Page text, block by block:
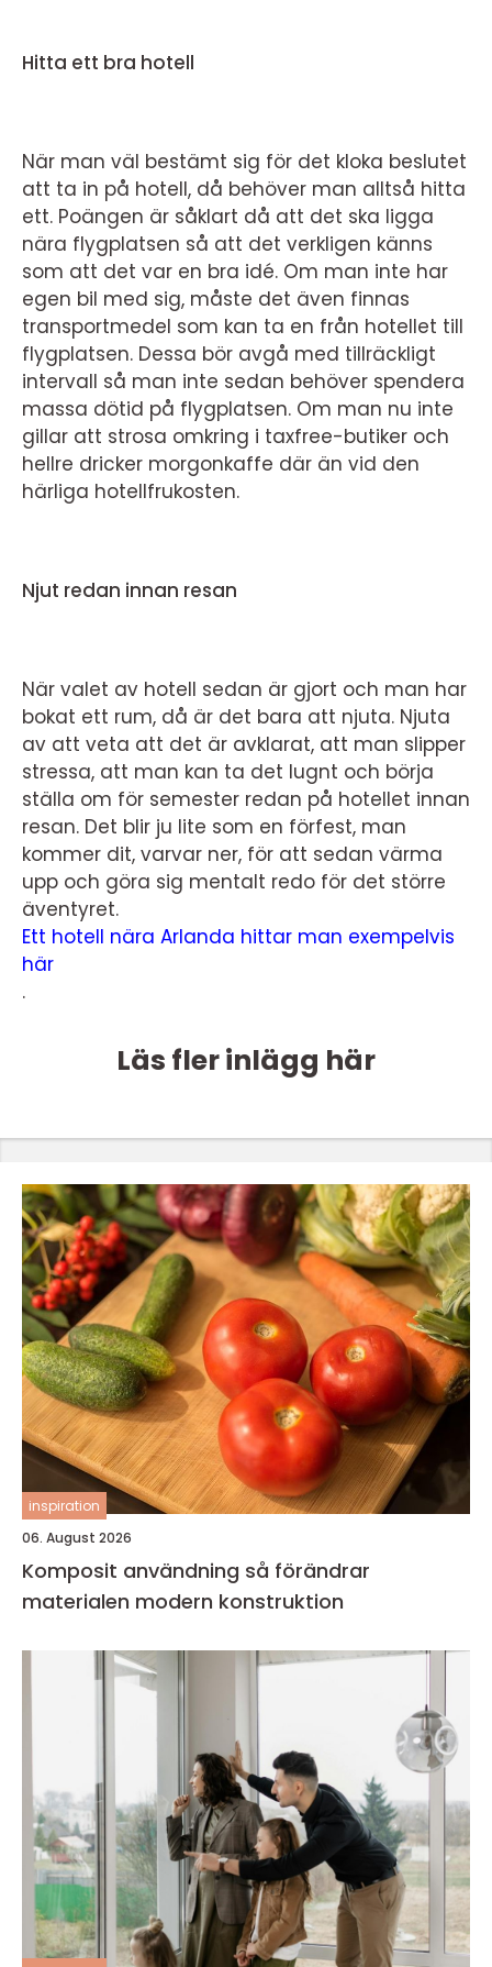
Hitta ett bra hotell
När man väl bestämt sig för det kloka beslutet
att ta in på hotell, då behöver man alltså hitta
ett. Poängen är såklart då att det ska ligga
nära flygplatsen så att det verkligen känns
som att det var en bra idé. Om man inte har
egen bil med sig, måste det även finnas
transportmedel som kan ta en från hotellet till
flygplatsen. Dessa bör avgå med tillräckligt
intervall så man inte sedan behöver spendera
massa dötid på flygplatsen. Om man nu inte
gillar att strosa omkring i taxfree-butiker och
hellre dricker morgonkaffe där än vid den
härliga hotellfrukosten.
Njut redan innan resan
När valet av hotell sedan är gjort och man har
bokat ett rum, då är det bara att njuta. Njuta
av att veta att det är avklarat, att man slipper
stressa, att man kan ta det lugnt och börja
ställa om för semester redan på hotellet innan
resan. Det blir ju lite som en förfest, man
kommer dit, varvar ner, för att sedan värma
upp och göra sig mentalt redo för det större
äventyret.
Ett hotell nära Arlanda hittar man exempelvis
här
.
Läs fler inlägg här
inspiration
06. August 2026
Komposit användning så förändrar
materialen modern konstruktion